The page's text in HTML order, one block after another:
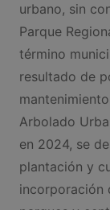
urbano, sin
Parque
término
resultado de
Arbolado
en 2024, se
plantación y
incorporación